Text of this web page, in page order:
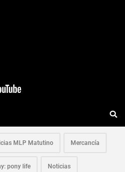
MLP Matutino Mercancía
pony life Noticias